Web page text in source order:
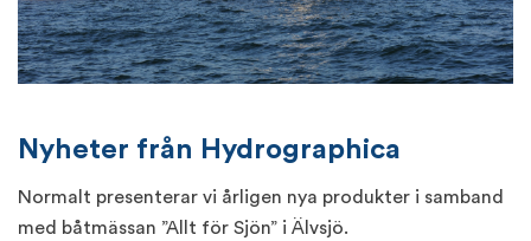
Nyheter från Hydrographica
Normalt presenterar vi årligen nya produkter i samband
med båtmässan ”Allt för Sjön” i Älvsjö.